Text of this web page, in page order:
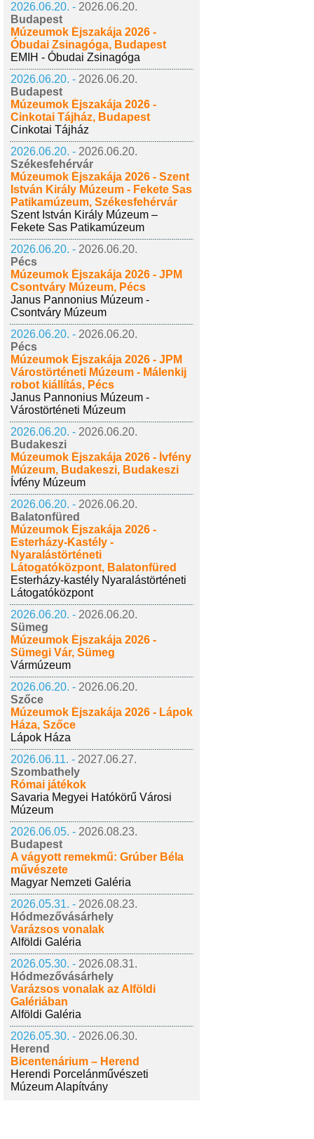
2026.06.20. - 2026.06.20.
Budapest
Múzeumok Éjszakája 2026 -
Óbudai Zsinagóga, Budapest
EMIH - Óbudai Zsinagóga
2026.06.20. - 2026.06.20.
Budapest
Múzeumok Éjszakája 2026 -
Cinkotai Tájház, Budapest
Cinkotai Tájház
2026.06.20. - 2026.06.20.
Székesfehérvár
Múzeumok Éjszakája 2026 - Szent
István Király Múzeum - Fekete Sas
Patikamúzeum, Székesfehérvár
Szent István Király Múzeum –
Fekete Sas Patikamúzeum
2026.06.20. - 2026.06.20.
Pécs
Múzeumok Éjszakája 2026 - JPM
Csontváry Múzeum, Pécs
Janus Pannonius Múzeum -
Csontváry Múzeum
2026.06.20. - 2026.06.20.
Pécs
Múzeumok Éjszakája 2026 - JPM
Várostörténeti Múzeum - Málenkij
robot kiállítás, Pécs
Janus Pannonius Múzeum -
Várostörténeti Múzeum
2026.06.20. - 2026.06.20.
Budakeszi
Múzeumok Éjszakája 2026 - Ívfény
Múzeum, Budakeszi, Budakeszi
Ívfény Múzeum
2026.06.20. - 2026.06.20.
Balatonfüred
Múzeumok Éjszakája 2026 -
Esterházy-Kastély -
Nyaralástörténeti
Látogatóközpont, Balatonfüred
Esterházy-kastély Nyaralástörténeti
Látogatóközpont
2026.06.20. - 2026.06.20.
Sümeg
Múzeumok Éjszakája 2026 -
Sümegi Vár, Sümeg
Vármúzeum
2026.06.20. - 2026.06.20.
Szőce
Múzeumok Éjszakája 2026 - Lápok
Háza, Szőce
Lápok Háza
2026.06.11. - 2027.06.27.
Szombathely
Római játékok
Savaria Megyei Hatókörű Városi
Múzeum
2026.06.05. - 2026.08.23.
Budapest
A vágyott remekmű: Grúber Béla
művészete
Magyar Nemzeti Galéria
2026.05.31. - 2026.08.23.
Hódmezővásárhely
Varázsos vonalak
Alföldi Galéria
2026.05.30. - 2026.08.31.
Hódmezővásárhely
Varázsos vonalak az Alföldi
Galériában
Alföldi Galéria
2026.05.30. - 2026.06.30.
Herend
Bicentenárium – Herend
Herendi Porcelánművészeti
Múzeum Alapítvány